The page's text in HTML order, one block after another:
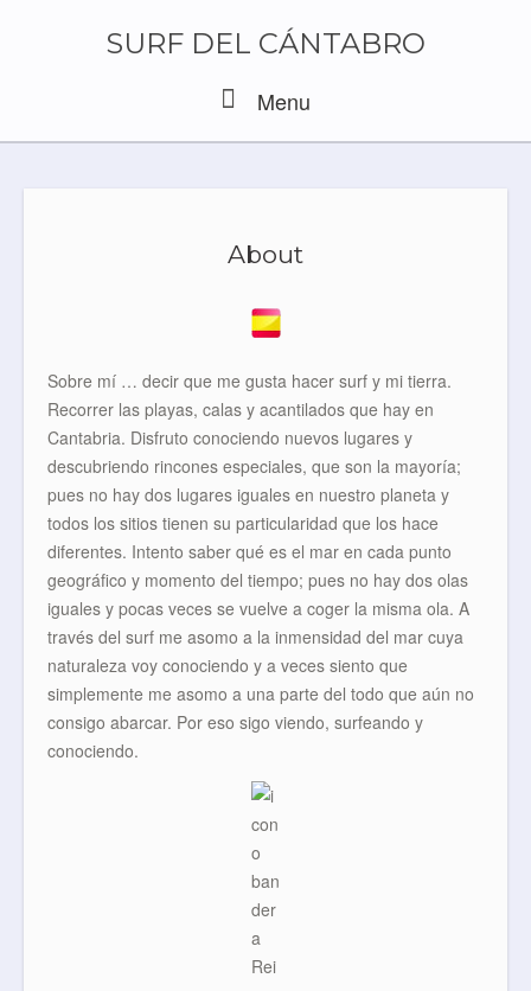
SURF DEL CÁNTABRO
Menu
About
Sobre mí … decir que me gusta hacer surf y mi tierra.
Recorrer las playas, calas y acantilados que hay en
Cantabria. Disfruto conociendo nuevos lugares y
descubriendo rincones especiales, que son la mayoría;
pues no hay dos lugares iguales en nuestro planeta y
todos los sitios tienen su particularidad que los hace
diferentes. Intento saber qué es el mar en cada punto
geográfico y momento del tiempo; pues no hay dos olas
iguales y pocas veces se vuelve a coger la misma ola. A
través del surf me asomo a la inmensidad del mar cuya
naturaleza voy conociendo y a veces siento que
simplemente me asomo a una parte del todo que aún no
consigo abarcar. Por eso sigo viendo, surfeando y
conociendo.